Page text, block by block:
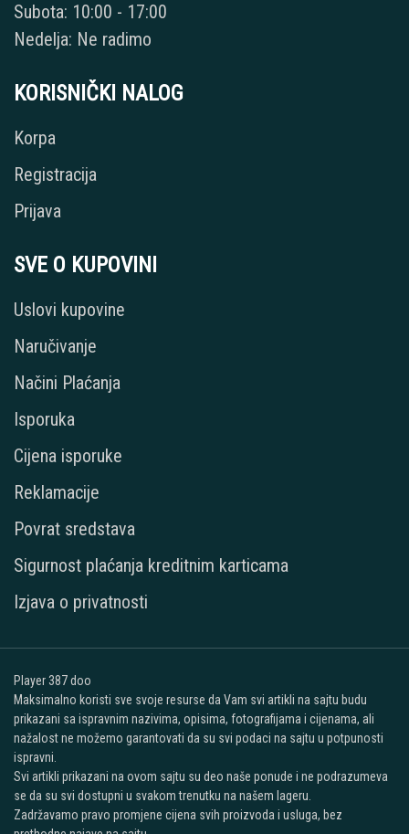
Subota: 10:00 - 17:00
Nedelja: Ne radimo
KORISNIČKI NALOG
Korpa
Registracija
Prijava
SVE O KUPOVINI
Uslovi kupovine
Naručivanje
Načini Plaćanja
Isporuka
Cijena isporuke
Reklamacije
Povrat sredstava
Sigurnost plaćanja kreditnim karticama
Izjava o privatnosti
Player 387 doo
Maksimalno koristi sve svoje resurse da Vam svi artikli na sajtu budu
prikazani sa ispravnim nazivima, opisima, fotografijama i cijenama, ali
nažalost ne možemo garantovati da su svi podaci na sajtu u potpunosti
ispravni.
Svi artikli prikazani na ovom sajtu su deo naše ponude i ne podrazumeva
se da su svi dostupni u svakom trenutku na našem lageru.
Zadržavamo pravo promjene cijena svih proizvoda i usluga, bez